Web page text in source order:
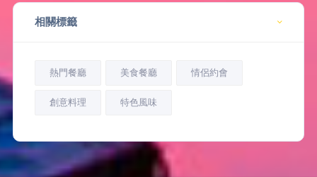
相關標籤
熱門餐廳 美食餐廳 情侶約會
創意料理 特色風味